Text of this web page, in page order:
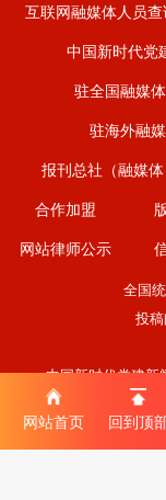
互联网融媒体人员查
中国新时代党
驻全国融媒
驻海外融
报刊总社（融媒
合作加盟
网站律师公示
全国
投
中国新时代党建新
网站首页 回到顶